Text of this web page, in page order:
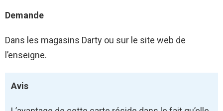
Demande
Dans les magasins Darty ou sur le site web de
l’enseigne.
Avis